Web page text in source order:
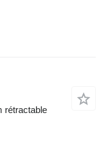
rétractable